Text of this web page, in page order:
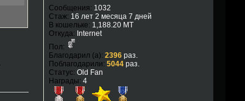
Сообщения: 1032
Стаж: 16 лет 2 месяца 7 дней
В кошельке: 1,188.20 MT
Откуда: Internet
Пол:
Благодарил (а): 2396раз.
Поблагодарили: 5044раз.
Статус: Old Fan
Награды: 4